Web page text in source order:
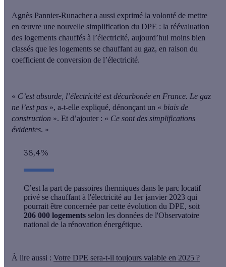
Agnès Pannier-Runacher a aussi exprimé la volonté de mettre
en œuvre une nouvelle simplification du DPE : la réévaluation
des logements chauffés à l’électricité, aujourd’hui moins bien
classés que les logements se chauffant au gaz, en raison du
coefficient de conversion de l’électricité.
« C’est absurde, l’électricité est décarbonée en France. Le gaz
ne l’est pas », a-t-elle expliqué, dénonçant un « biais de
construction ». Et d’ajouter : « Ce sont des simplifications
évidentes. »
38,4%
C’est la part de passoires thermiques dans le parc locatif
privé se chauffant à l'électricité au 1er janvier 2023 qui
pourrait être concernée par cette évolution du DPE, soit
206 000 logements selon les données de l'Observatoire
national de la rénovation énergétique.
À lire aussi : Votre DPE sera-t-il toujours valable en 2025 ?